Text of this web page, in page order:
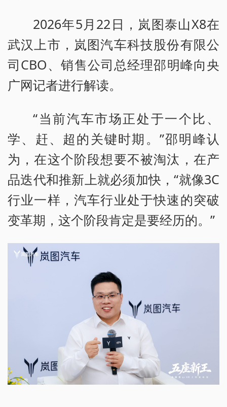
2026年5月22日，岚图泰山X8在
武汉上市，岚图汽车科技股份有限公
司CBO、销售公司总经理邵明峰向央
广网记者进行解读。
“当前汽车市场正处于一个比、
学、赶、超的关键时期。”邵明峰认
为，在这个阶段想要不被淘汰，在产
品迭代和推新上就必须加快，“就像3C
行业一样，汽车行业处于快速的突破
变革期，这个阶段肯定是要经历的。”